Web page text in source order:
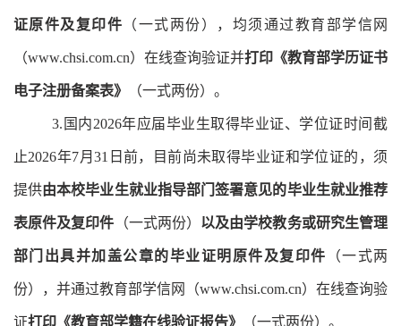
证原件及复印件 （一式两份） ， 均须通过教育部学信网
（www.chsi.com.cn）在线查询验证并打印《教育部学历证书
电子注册备案表》 （一式两份）。
3. 国内2026年应届毕业生取得毕业证、学位证时间截
止2026年7月31日前， 目前尚未取得毕业证和学位证的，须
提供由本校毕业生就业指导部门签署意见的毕业生就业推荐
表原件及复印件 （一式两份） 以及由学校教务或研究生管理
部门出具并加盖公章的毕业证明原件及复印件 （一式两
份） ， 并通过教育部学信网（www.chsi.com.cn）在线查询验
证打印《教育部学籍在线验证报告》 （一式两份） 。